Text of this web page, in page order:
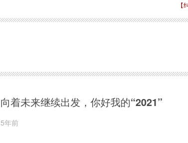
【
向着未来继续出发，你好我的“2021”
5年前